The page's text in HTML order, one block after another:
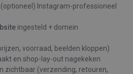
Instagram-professioneel
ingesteld + domein
voorraad, beelden kloppen)
en shop-lay-out nagekeken
zichtbaar (verzending, retouren,